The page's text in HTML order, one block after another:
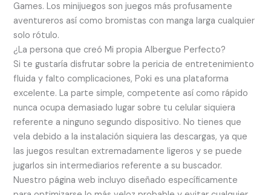
Games. Los minijuegos son juegos más profusamente
aventureros así­ como bromistas con manga larga cualquier
solo rótulo.
¿La persona que creó Mi propia Albergue Perfecto?
Si te gustaría disfrutar sobre la pericia de entretenimiento
fluida y falto complicaciones, Poki es una plataforma
excelente. La parte simple, competente así­ como rápido
nunca ocupa demasiado lugar sobre tu celular siquiera
referente a ninguno segundo dispositivo. No tienes que
vela debido a la instalación siquiera las descargas, ya que
las juegos resultan extremadamente ligeros y se puede
jugarlos sin intermediarios referente a su buscador.
Nuestro página web incluyo diseñado específicamente